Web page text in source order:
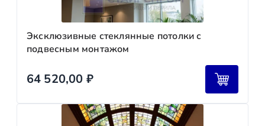
Эксклюзивные стеклянные потолки с
подвесным монтажом
64 520,00 ₽